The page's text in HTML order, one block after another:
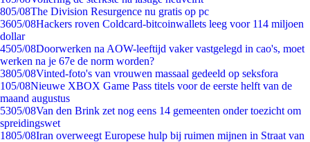
805/08The Division Resurgence nu gratis op pc
3605/08Hackers roven Coldcard-bitcoinwallets leeg voor 114 miljoen
dollar
4505/08Doorwerken na AOW-leeftijd vaker vastgelegd in cao's, moet
werken na je 67e de norm worden?
3805/08Vinted-foto's van vrouwen massaal gedeeld op seksfora
105/08Nieuwe XBOX Game Pass titels voor de eerste helft van de
maand augustus
5305/08Van den Brink zet nog eens 14 gemeenten onder toezicht om
spreidingswet
1805/08Iran overweegt Europese hulp bij ruimen mijnen in Straat van